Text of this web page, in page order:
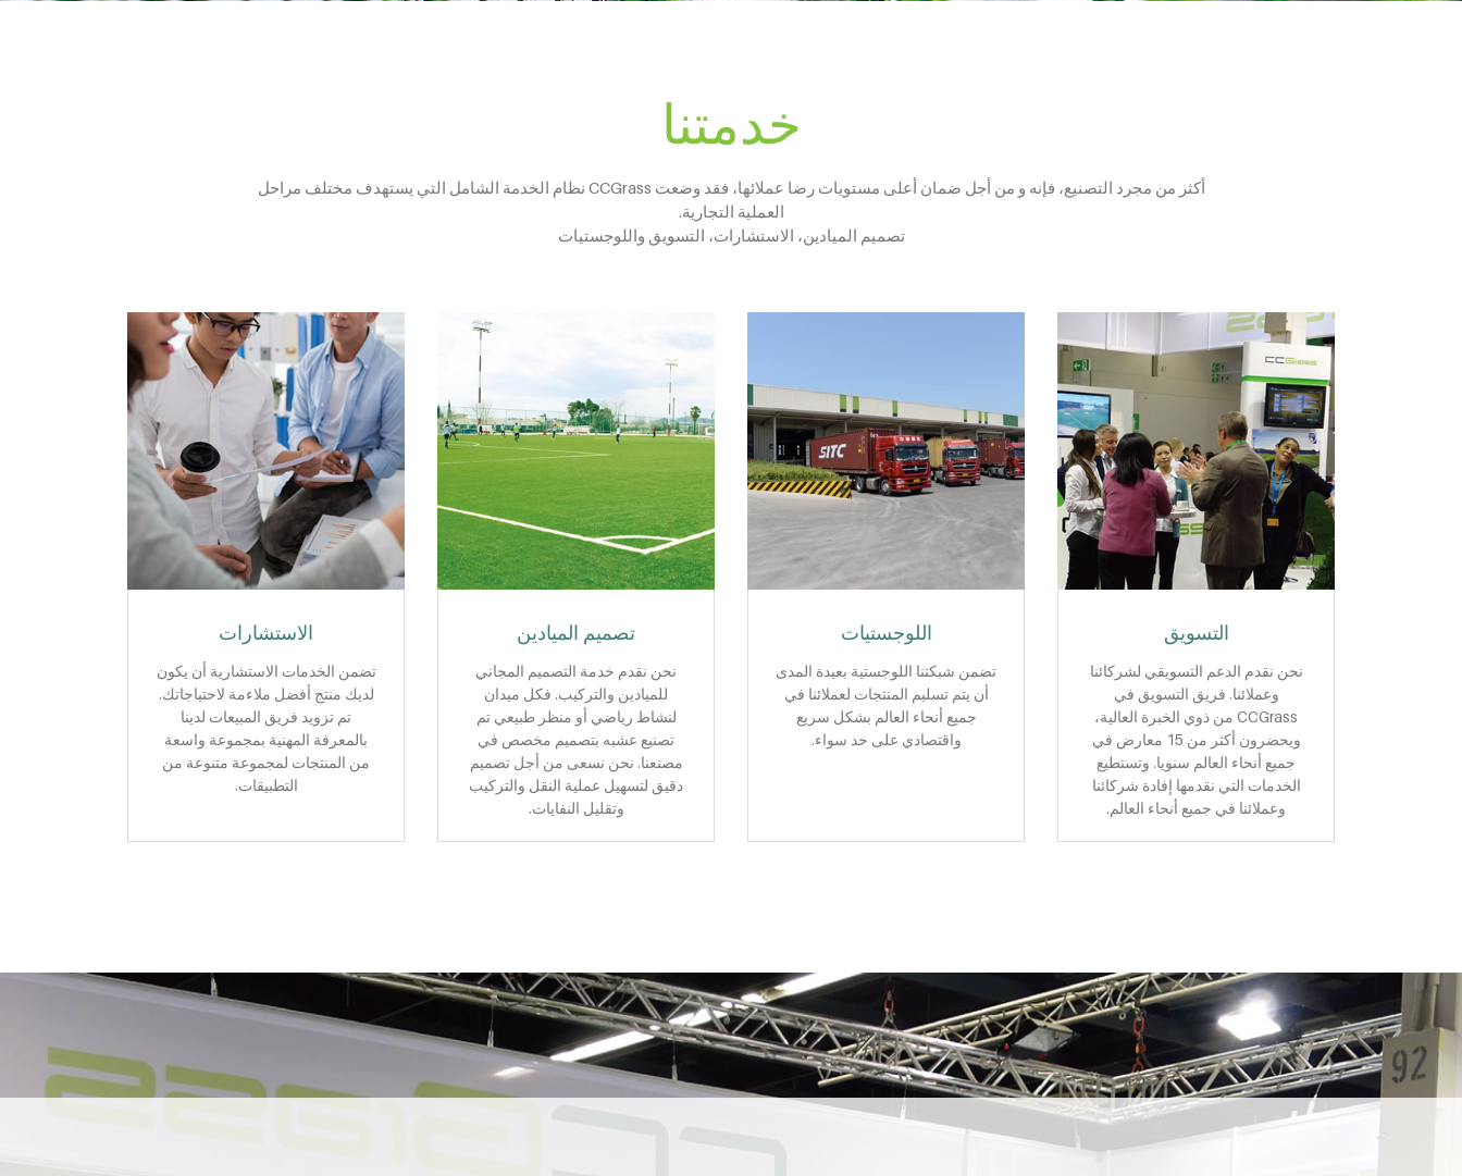
خدمتنا
أكثر من مجرد التصنيع، فإنه و من أجل ضمان أعلى مستويات رضا عملائها، فقد وضعت CCGrass نظام الخدمة الشامل التي يستهدف مختلف مراحل
العملية التجارية.
تصميم الميادين، الاستشارات، التسويق واللوجستيات
الاستشارات
تضمن الخدمات الاستشارية أن يكون
لديك منتج أفضل ملاءمة لاحتياجاتك.
تم تزويد فريق المبيعات لدينا
بالمعرفة المهنية بمجموعة واسعة
من المنتجات لمجموعة متنوعة من
التطبيقات.
تصميم الميادين
نحن نقدم خدمة التصميم المجاني
للميادين والتركيب. فكل ميدان
لنشاط رياضي أو منظر طبيعي تم
تصنيع عشبه بتصميم مخصص في
مصنعنا. نحن نسعى من أجل تصميم
دقيق لتسهيل عملية النقل والتركيب
وتقليل النفايات.
اللوجستيات
تضمن شبكتنا اللوجستية بعيدة المدى
أن يتم تسليم المنتجات لعملائنا في
جميع أنحاء العالم بشكل سريع
واقتصادي على حد سواء.
التسويق
نحن نقدم الدعم التسويقي لشركائنا
وعملائنا. فريق التسويق في
CCGrass من ذوي الخبرة العالية،
ويحضرون أكثر من 15 معارض في
جميع أنحاء العالم سنويا. وتستطيع
الخدمات التي نقدمها إفادة شركائنا
وعملائنا في جميع أنحاء العالم.